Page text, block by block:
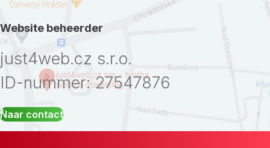
Website beheerder
just4web.cz s.r.o.
ID-nummer: 27547876
Naar contact